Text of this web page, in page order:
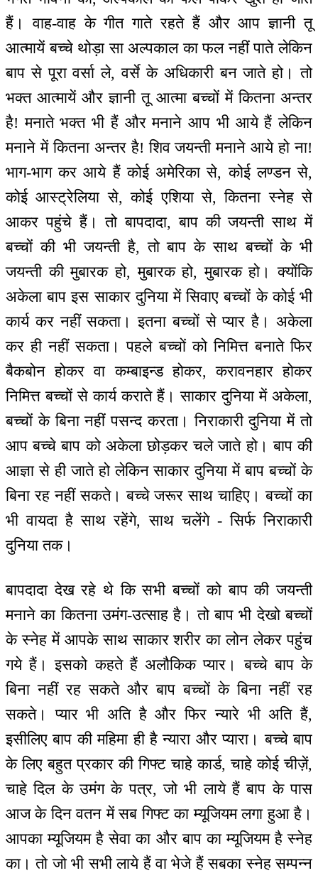
हैं। वाह-वाह के गीत गाते रहते हैं और आप ज्ञानी तू
आत्मायें बच्चे थोड़ा सा अल्पकाल का फल नहीं पाते लेकिन
बाप से पूरा वर्सा ले, वर्से के अधिकारी बन जाते हो। तो
भक्त आत्मायें और ज्ञानी तू आत्मा बच्चों में कितना अन्तर
है! मनाते भक्त भी हैं और मनाने आप भी आये हैं लेकिन
मनाने में कितना अन्तर है! शिव जयन्ती मनाने आये हो ना!
भाग-भाग कर आये हैं कोई अमेरिका से, कोई लण्डन से,
कोई आस्ट्रेलिया से, कोई एशिया से, कितना स्नेह से
आकर पहुंचे हैं। तो बापदादा, बाप की जयन्ती साथ में
बच्चों की भी जयन्ती है, तो बाप के साथ बच्चों के भी
जयन्ती की मुबारक हो, मुबारक हो, मुबारक हो। क्योंकि
अकेला बाप इस साकार दुनिया में सिवाए बच्चों के कोई भी
कार्य कर नहीं सकता। इतना बच्चों से प्यार है। अकेला
कर ही नहीं सकता। पहले बच्चों को निमित्त बनाते फिर
बैकबोन होकर वा कम्बाइन्ड होकर, करावनहार होकर
निमित्त बच्चों से कार्य कराते हैं। साकार दुनिया में अकेला,
बच्चों के बिना नहीं पसन्द करता। निराकारी दुनिया में तो
आप बच्चे बाप को अकेला छोड़कर चले जाते हो। बाप की
आज्ञा से ही जाते हो लेकिन साकार दुनिया में बाप बच्चों के
बिना रह नहीं सकते। बच्चे जरूर साथ चाहिए। बच्चों का
भी वायदा है साथ रहेंगे, साथ चलेंगे - सिर्फ निराकारी
दुनिया तक।
बापदादा देख रहे थे कि सभी बच्चों को बाप की जयन्ती
मनाने का कितना उमंग-उत्साह है। तो बाप भी देखो बच्चों
के स्नेह में आपके साथ साकार शरीर का लोन लेकर पहुंच
गये हैं। इसको कहते हैं अलौकिक प्यार। बच्चे बाप के
बिना नहीं रह सकते और बाप बच्चों के बिना नहीं रह
सकते। प्यार भी अति है और फिर न्यारे भी अति हैं,
इसीलिए बाप की महिमा ही है न्यारा और प्यारा। बच्चे बाप
के लिए बहुत प्रकार की गिफ्ट चाहे कार्ड, चाहे कोई चीज़ें,
चाहे दिल के उमंग के पत्र, जो भी लाये हैं बाप के पास
आज के दिन वतन में सब गिफ्ट का म्यूजियम लगा हुआ है।
आपका म्यूजियम है सेवा का और बाप का म्यूजियम है स्नेह
का। तो जो भी सभी लाये हैं वा भेजे हैं सबका स्नेह सम्पन्न